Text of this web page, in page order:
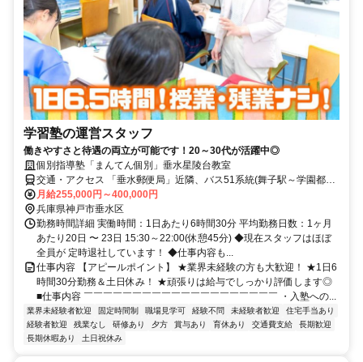
学習塾の運営スタッフ
働きやすさと待遇の両立が可能です！20～30代が活躍中◎
個別指導塾「まんてん個別」垂水星陵台教室
交通・アクセス 「垂水郵便局」近隣、バス51系統(舞子駅～学園都市
駅)星陵台1丁目下りてスグ
月給255,000円～400,000円
兵庫県神戸市垂水区
勤務時間詳細 実働時間：1日あたり6時間30分 平均勤務日数：1ヶ月
あたり20日 〜 23日 15:30～22:00(休憩45分) ◆現在スタッフはほぼ
全員が 定時退社しています！ ◆仕事内容も...
仕事内容 【アピールポイント】 ★業界未経験の方も大歓迎！ ★1日6
時間30分勤務＆土日休み！ ★頑張りは給与でしっかり評価します◎
■仕事内容 ￣￣￣￣￣￣￣￣￣￣￣￣￣￣￣￣￣￣￣￣ ・入塾への...
業界未経験者歓迎 固定時間制 職場見学可 経験不問 未経験者歓迎
住宅手当あり
経験者歓迎
残業なし 研修あり 夕方 賞与あり 育休あり 交通費支給
長期歓迎
長期休暇あり
土日祝休み